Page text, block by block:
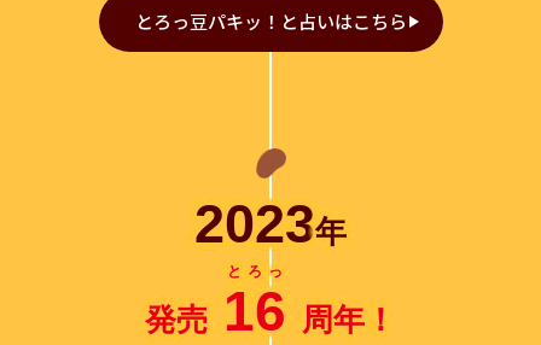
とろっ豆パキッ！と占いはこちら
2023年
発売 16
とろっ
周年！